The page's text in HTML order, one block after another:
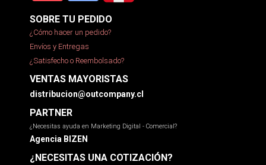
SOBRE TU PEDIDO
¿Cómo hacer un pedido?
Envíos y Entregas
¿Satisfecho o Reembolsado?
VENTAS MAYORISTAS
distribucion@outcompany.cl
PARTNER
¿Necesitas ayuda en Marketing Digital - Comercial?
Agencia BIZEN
¿NECESITAS UNA COTIZACIÓN?